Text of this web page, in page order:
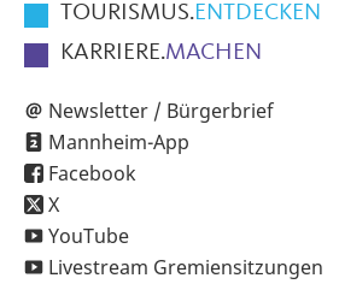
TOURISMUS.ENTDECKEN
KARRIERE.MACHEN
Newsletter / Bürgerbrief
Mannheim-App
Facebook
X
YouTube
Livestream Gremiensitzungen